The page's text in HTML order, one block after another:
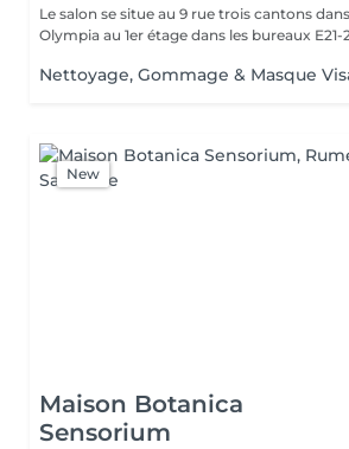
Le salon se situe au 9 rue trois cantons
Olympia au 1er étage dans les bureaux E21-
Nettoyage, Gommage & Masque
New
Maison Botanica
Sensorium